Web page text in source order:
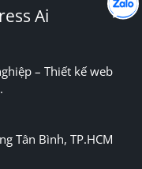
Ai
– Thiết kế web
Tân Bình, TP.HCM
Chát